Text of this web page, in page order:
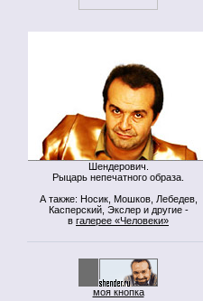
Шендерович.
Рыцарь непечатного образа.
А также: Носик, Мошков, Лебедев,
Касперский, Экслер и другие -
в галерее «Человеки»
моя кнопка